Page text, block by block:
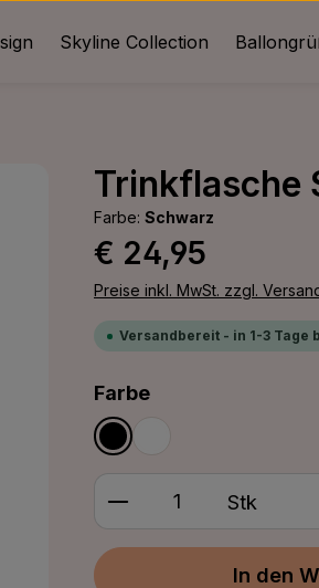
Skyline Collection
Trinkflasche
Farbe: Schwarz
Regulärer Preis:
€ 24,95
Preise inkl. MwSt. zzgl.
Versandbereit - in 1-3 Tage
Farbeauswählen
Schwarz
Produkt Anzahl:
Stk
In den